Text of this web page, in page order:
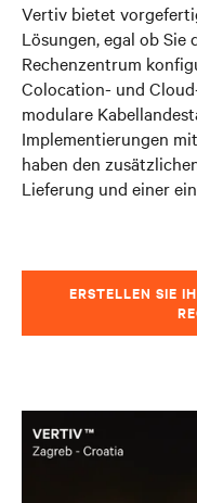
Vertiv bietet
Lösungen, egal ob Sie
Rechenzentrum
Colocation- und
modulare
Implementierungen
haben den
Lieferung und einer
ERSTELLEN SIE